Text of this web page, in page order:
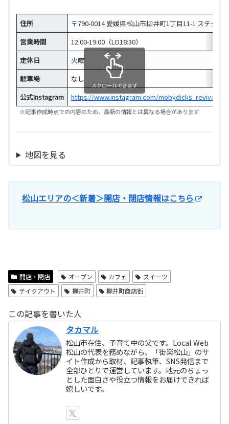
住所
〒790-0014 愛媛県松山市柳井町1丁目11-1 ステクル
営業時間
12:00-19:00（LO18:30）
定休日
火曜
駐車場
なし
公式Instagram
https://www.instagram.com/mobydicks_revival/
スクロールできます
※記事作成時点での内容のため、最新の情報とは異なる場合があります
地図を見る
松山エリアの＜新着＞開店・閉店情報はこちら
開店・閉店 オープン カフェ
スイーツ
テイクアウト
柳井町 柳井町商店街
この記事を書いた人
タカマル
松山市在住、子育て中の父です。Local Web
松山の代表を務めながら、「街楽松山」のサ
イト作成から取材、記事執筆、SNS発信まで
全部ひとりで運営しています。地元のちょっ
とした面白さや役立つ情報をお届けできれば
嬉しいです。